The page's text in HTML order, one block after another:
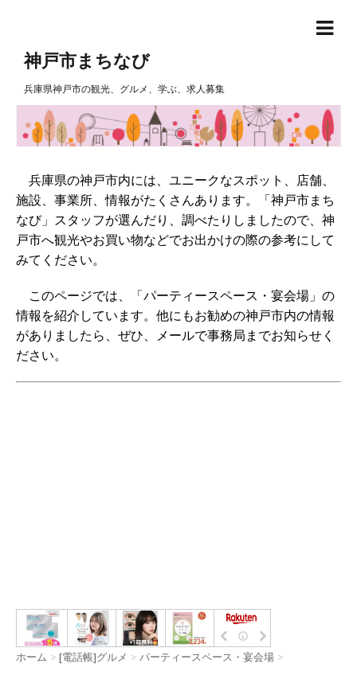
神戸市まちなび
兵庫県神戸市の観光、グルメ、学ぶ、求人募集
兵庫県の神戸市内には、ユニークなスポット、店舗、
施設、事業所、情報がたくさんあります。「神戸市まち
なび」スタッフが選んだり、調べたりしましたので、神
戸市へ観光やお買い物などでお出かけの際の参考にして
みてください。
このページでは、「パーティースペース・宴会場」の
情報を紹介しています。他にもお勧めの神戸市内の情報
がありましたら、ぜひ、メールで事務局までお知らせく
ださい。
ホーム > [電話帳]グルメ > パーティースペース・宴会場 >